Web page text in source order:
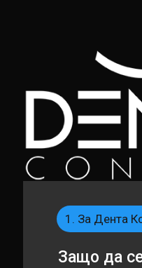
1. За Дента
Защо да